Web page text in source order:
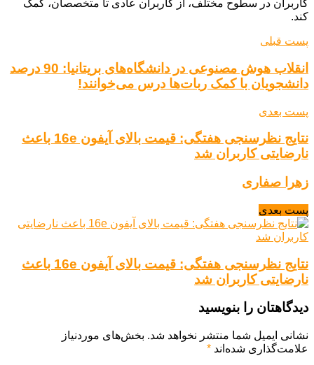
کاربران در سطوح مختلف، از کاربران عادی تا متخصصان، کمک
کند.
پست قبلی
انقلاب هوش مصنوعی در دانشگاه‌های بریتانیا: 90 درصد
دانشجویان با کمک ربات‌ها درس می‌خوانند!
پست بعدی
نتایج نظرسنجی هفتگی: قیمت بالای آیفون 16e باعث
نارضایتی کاربران شد
زهرا صفاری
پست بعدی
نتایج نظرسنجی هفتگی: قیمت بالای آیفون 16e باعث
نارضایتی کاربران شد
دیدگاهتان را بنویسید
نشانی ایمیل شما منتشر نخواهد شد. بخش‌های موردنیاز
علامت‌گذاری شده‌اند *